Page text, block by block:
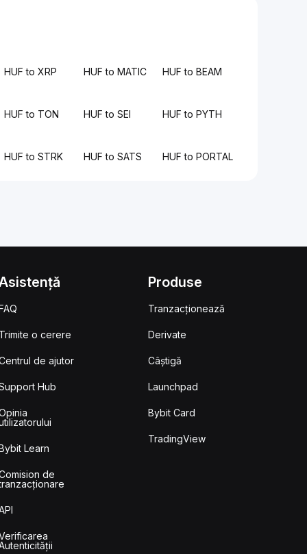
HUF to XRP HUF to MATIC HUF to BEAM
HUF to TON HUF to SEI HUF to PYTH
HUF to STRK HUF to SATS HUF to PORTAL
o cerere
de ajutor
Hub
Learn
de
Produse
Tranzacționează
Derivate
Câștigă
Launchpad
Bybit Card
TradingView